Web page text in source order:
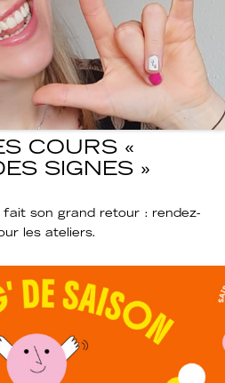
COURS «
SIGNES »
fait son grand retour : rendez-
les ateliers.